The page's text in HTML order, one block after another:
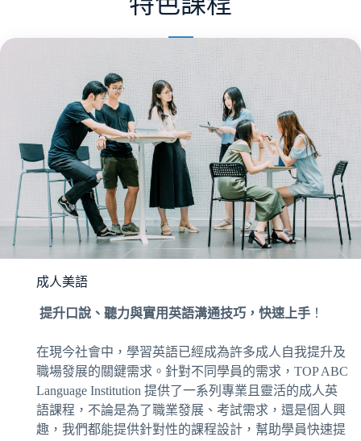
成人美語
提升口說、聽力與實用英語溝通技巧，快速上手 ！
在現今社會中，學習英語已經成為許多成人自我提升及
職場發展的關鍵需求。針對不同學員的需求，TOP ABC
Language Institution 提供了一系列專業且靈活的成人英
語課程，不論是為了職業發展、考試需求，還是個人興
趣，我們都能提供針對性的課程設計，幫助學員快速提